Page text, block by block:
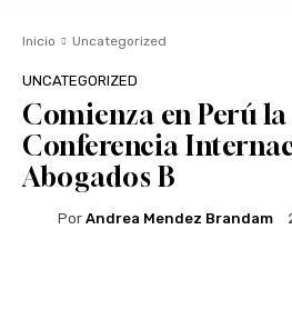
Inicio Uncategorized
UNCATEGORIZED
Comienza en Perú
Conferencia
Abogados B
Por Andrea Mendez Brandam